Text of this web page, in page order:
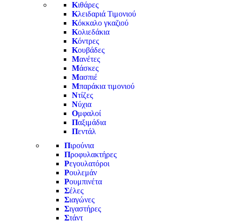
Κιθάρες
Κλειδαριά Τιμονιού
Κόκκαλο γκαζιού
Κολιεδάκια
Κόντρες
Κουβάδες
Μανέτες
Μάσκες
Μασπιέ
Μπαράκια τιμονιού
Ντίζες
Νύχια
Ομφαλοί
Παξιμάδια
Πεντάλ
Πιρούνια
Προφυλακτήρες
Ρεγουλατόροι
Ρουλεμάν
Ρουμπινέτα
Σέλες
Σιαγώνες
Σιγαστήρες
Στάντ